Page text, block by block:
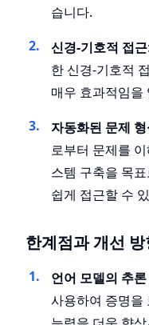
습니다.
신경-기호적 접근
한 신경-기호적
매우 효과적임을
자동화된 문제
로부터 문제를
스템 구축을 목
쉽게 접근할 수
한계점과 개선
언어 모델의 추
사용하여 증명을